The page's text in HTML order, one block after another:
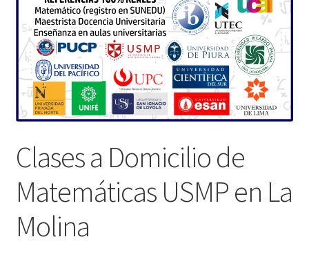
Clases a Domicilio de
Matemáticas USMP en La
Molina